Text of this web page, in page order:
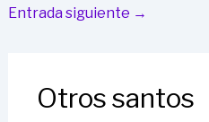
Entrada siguiente →
Otros santos